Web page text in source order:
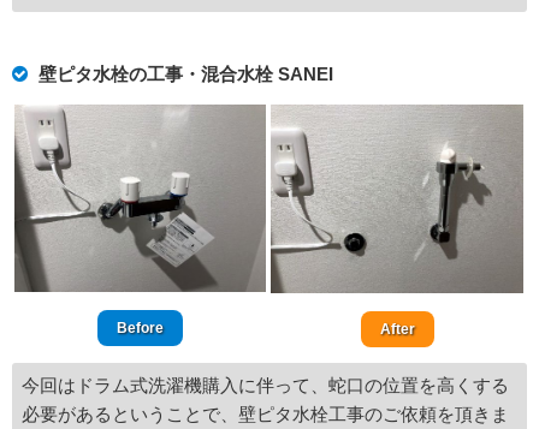
壁ピタ水栓の工事・混合水栓 SANEI
Before After
今回はドラム式洗濯機購入に伴って、蛇口の位置を高くする
必要があるということで、壁ピタ水栓工事のご依頼を頂きま